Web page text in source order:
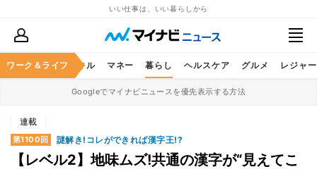
いい仕事は、いい暮らしから
ワーク＆ライフ
ア ビジネススキル マネー 暮らし ヘルスケア グルメ レジャー
Googleでマイナビニュースを優先表示する方法
連載
第1100回 謎解き!コレができれば漢字王!?
【レベル2】地味ムズ!共通の漢字が“見えてこ